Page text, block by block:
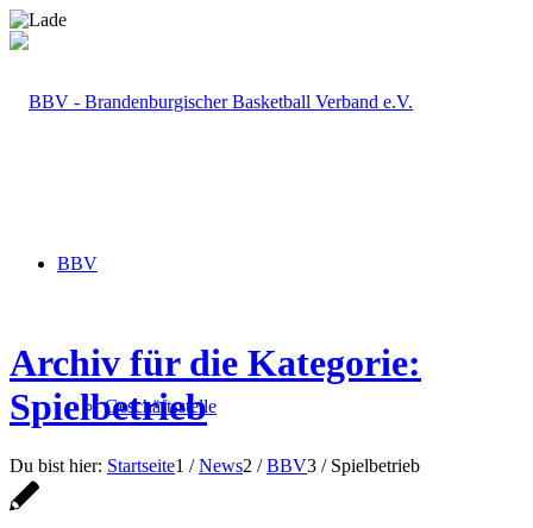
BBV
Geschäftsstelle
Archiv für die Kategorie:
Spielbetrieb
Du bist hier: Startseite1 / News2 / BBV3 / Spielbetrieb